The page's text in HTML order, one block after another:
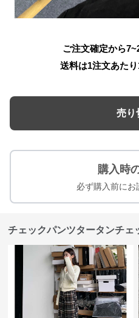
ご注文確定から
送料は1注文あたり
売り
購入時
必ず購入前にお
チェックパンツタータンチェ